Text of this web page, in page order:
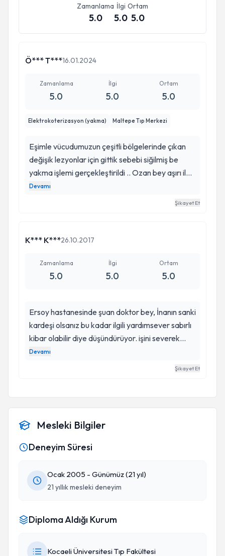
Zamanlama
5.0
İlgi
5.0
Ortam
5.0
Ö*** T***16.01.2024
Zamanlama
5.0
İlgi
5.0
Ortam
5.0
Elektrokoterizasyon (yakma) Maltepe Tıp Merkezi
Eşimle vücudumuzun çeşitli bölgelerinde çıkan
değişik lezyonlar için gittik sebebi siğilmiş be
yakma işlemi gerçekleştirildi .. Ozan bey aşırı ilgili
güleryüzlü işini iyi yapan bir hocaymış inanın
iğnelerin acısını hafifletti sohbeti mütevaziliği
çevremizdekileri de Ozan bey ile tanıştıracağız
Devamı
Şikayet Et
K*** K***26.10.2017
Zamanlama
5.0
İlgi
5.0
Ortam
5.0
Ersoy hastanesinde şuan doktor bey, İnanın sanki
kardeşi olsanız bu kadar ilgili yardımsever sabırlı
kibar olabilir diye düşündürüyor. işini severek
yaptığı çok belli oluyor. Kesinlikle tavsiye ederim.
Devamı
Şikayet Et
Mesleki Bilgiler
Deneyim Süresi
Ocak 2005 - Günümüz (21 yıl)
21 yıllık mesleki deneyim
Diploma Aldığı Kurum
Kocaeli Üniversitesi Tıp Fakültesi